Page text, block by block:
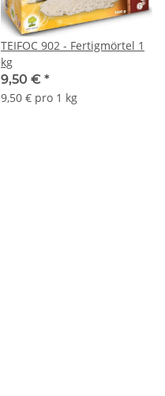
TEIFOC 902 - Fertigmörtel 1
kg
9,50 € *
9,50 € pro 1 kg